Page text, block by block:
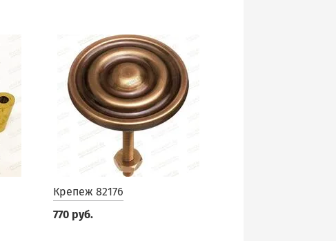
Крепеж 82176
770 руб.